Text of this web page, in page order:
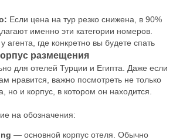
Если цена на тур резко снижена, в 90%
именно эти категории номеров.
агента, где конкретно вы будете спать
размещения
для отелей Турции и Египта. Даже если
нравится, важно посмотреть не только
но и корпус, в котором он находится.
на обозначения:
— основной корпус отеля. Обычно